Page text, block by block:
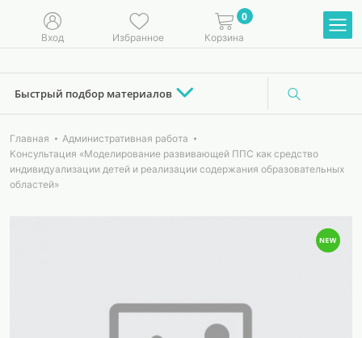
Вход Избранное
0
Корзина
Быстрый подбор материалов
Главная
Административная работа
Консультация «Моделирование развивающей ППС как средство
индивидуализации детей и реализации содержания образовательных
областей»